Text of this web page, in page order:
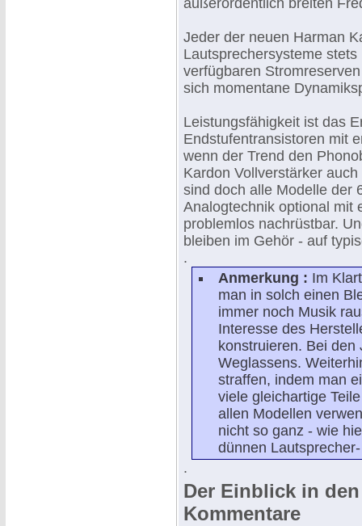
außerordentlich breiten
Jeder der neuen Harman
Lautsprechersysteme
verfügbaren
sich momentane
Leistungsfähigkeit ist das
Endstufentransistoren mit
wenn der Trend den
Kardon Vollverstärker
sind doch alle Modelle der
Analogtechnik optional mit
problemlos nachrüstbar.
bleiben im Gehör - auf
.
Anmerkung : Im
man in solch einen
immer noch Musik
Interesse des
konstruieren. Bei
Weglassens.
straffen, indem man
viele gleichartige
allen Modellen
nicht so ganz - wie
dünnen
.
Der Einblick in
Kommentare